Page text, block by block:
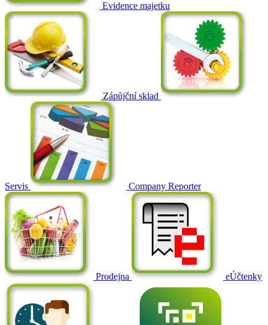
Evidence majetku
Zápůjční sklad
Servis Company Reporter
Prodejna eÚčtenky